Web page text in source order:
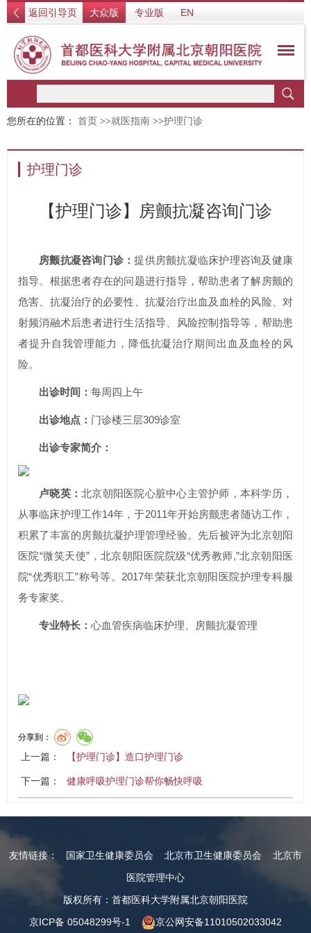
返回引导页 大众版 专业版 EN
您所在的位置： 首页 >>就医指南 >>护理门诊
护理门诊
【护理门诊】房颤抗凝咨询门诊
房颤抗凝咨询门诊：提供房颤抗凝临床护理咨询及健康
指导。根据患者存在的问题进行指导，帮助患者了解房颤的
危害、抗凝治疗的必要性、抗凝治疗出血及血栓的风险、对
射频消融术后患者进行生活指导、风险控制指导等，帮助患
者提升自我管理能力，降低抗凝治疗期间出血及血栓的风
险。
出诊时间： 每周四上午
出诊地点： 门诊楼三层309诊室
出诊专家简介：
卢晓英：北京朝阳医院心脏中心主管护师，本科学历，
从事临床护理工作14年，于2011年开始房颤患者随访工作，
积累了丰富的房颤抗凝护理管理经验。先后被评为北京朝阳
医院“微笑天使”，北京朝阳医院院级“优秀教师,”北京朝阳医
院“优秀职工”称号等。2017年荣获北京朝阳医院护理专科服
务专家奖。
专业特长： 心血管疾病临床护理、房颤抗凝管理
分享到：
上一篇： 【护理门诊】造口护理门诊
下一篇： 健康呼吸护理门诊帮你畅快呼吸
友情链接： 国家卫生健康委员会 北京市卫生健康委员会
北京市
医院管理中心
版权所有：首都医科大学附属北京朝阳医院
京ICP备 05048299号-1
京公网安备11010502033042